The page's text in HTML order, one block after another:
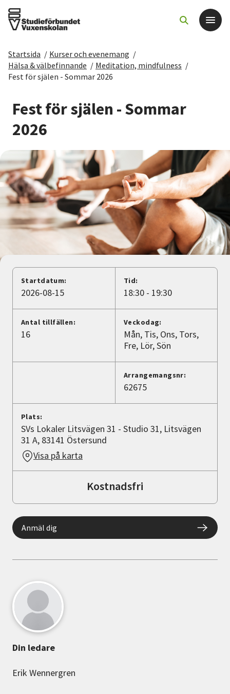
Det här gör vi
Sök kurser och evenemang
Om SV
Starta studiecirkel
Cirkelledare
Nyheter
Lyssna
Startsida / Kurser och evenemang /
Hälsa & välbefinnande / Meditation, mindfulness /
Fest för själen - Sommar 2026
Fest för själen - Sommar
2026
Startdatum:
2026-08-15
Tid:
18:30 - 19:30
Antal tillfällen:
16
Veckodag:
Mån Tis Ons Tors
Fre Lör Sön
Arrangemangsnr:
62675
Plats:
SVs Lokaler Litsvägen 31 - Studio 31, Litsvägen
31 A, 83141 Östersund
Visa på karta
Kostnadsfri
Anmäl dig
Din ledare
Erik Wennergren